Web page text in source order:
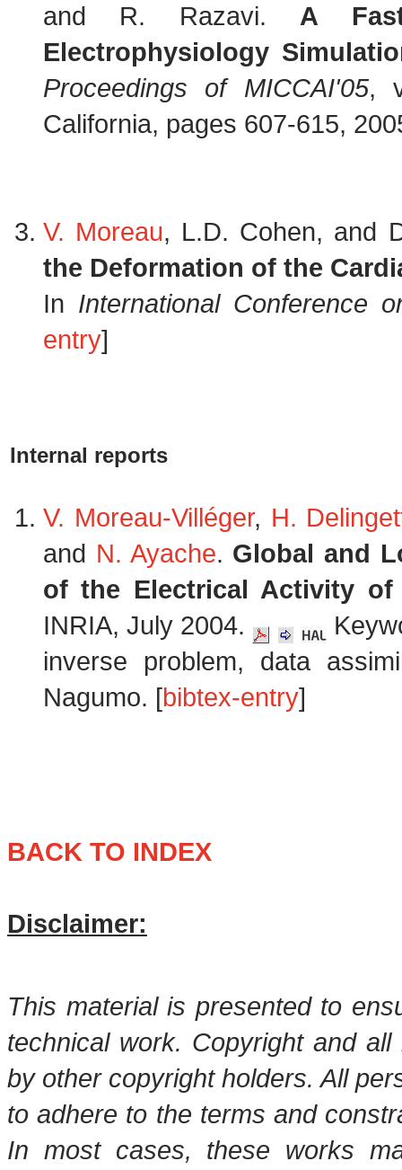
and R. Razavi. A
Electrophysiology
Proceedings of MICCAI'05,
California, pages 607-615,
V. Moreau, L.D. Cohen, and
the Deformation of the
In International Conference
entry]
Internal reports
V. Moreau-Villéger, H.
and N. Ayache. Global and
of the Electrical Activity of
INRIA, July 2004.
inverse problem, data
Nagumo. [bibtex-entry]
BACK TO INDEX
Disclaimer:
This material is presented to
technical work. Copyright and
by other copyright holders. All
to adhere to the terms and
In most cases, these works